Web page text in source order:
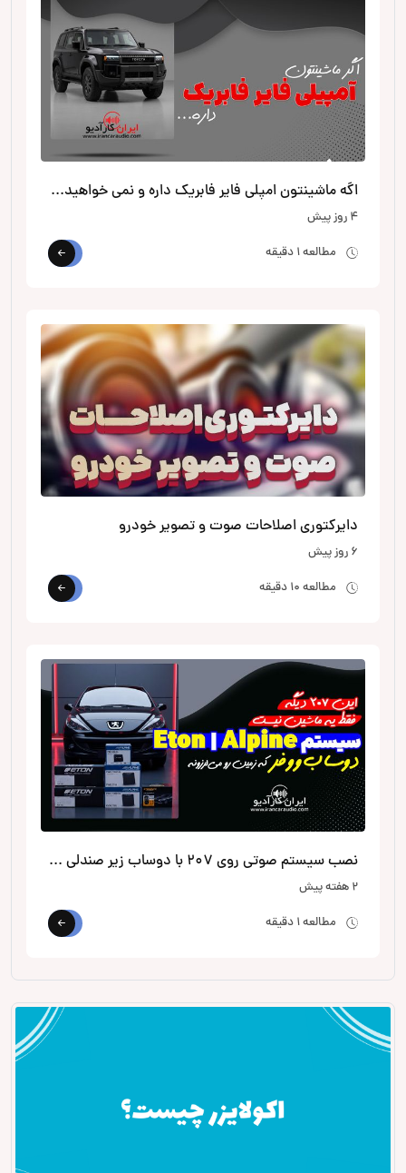
اگه ماشینتون امپلی فایر فابریک داره و نمی خواهید از پروسسور استفاده کنید
4 روز پیش
مطالعه 1 دقیقه
دایرکتوری اصلاحات صوت و تصویر خودرو
6 روز پیش
مطالعه 10 دقیقه
نصب سیستم صوتی روی 207 با دوساب زیر صندلی از الپاین
2 هفته پیش
مطالعه 1 دقیقه